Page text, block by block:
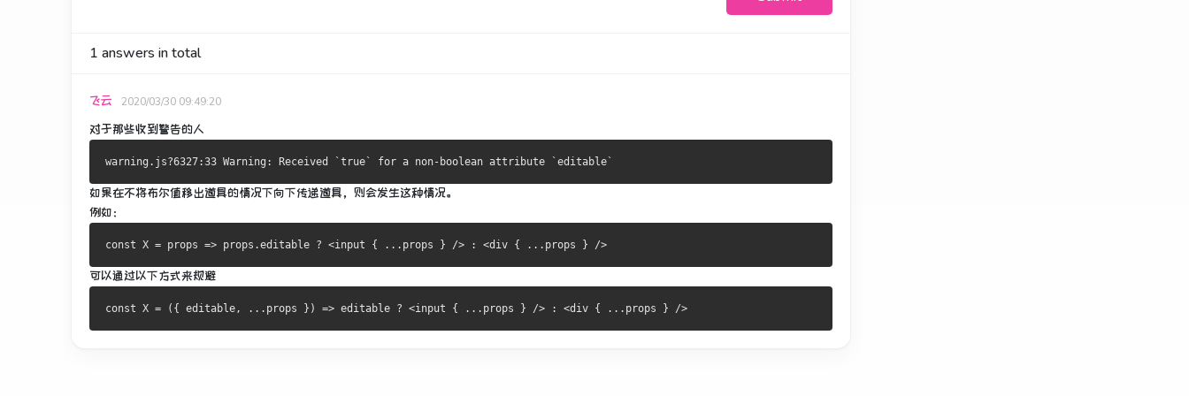
1 answers in total
飞云 2020/03/30 09:49:20
对于那些收到警告的人
如果在不将布尔值移出道具的情况下向下传递道具，则会发生这种情况。
例如：
可以通过以下方式来规避